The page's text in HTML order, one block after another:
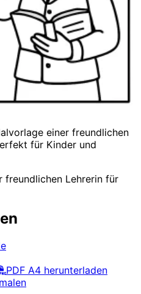
einer freundlichen
für Kinder und
freundlichen Lehrerin für
PDF A4 herunterladen